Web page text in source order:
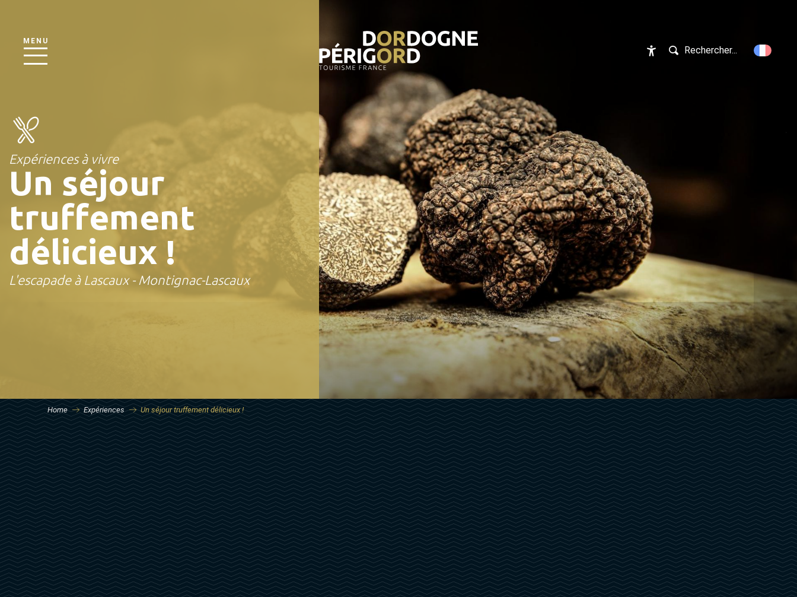
MENU
Rechercher...
Expériences à vivre
Un séjour
truffement
délicieux !
L'escapade à Lascaux - Montignac-Lascaux
Home Expériences Un séjour truffement délicieux !